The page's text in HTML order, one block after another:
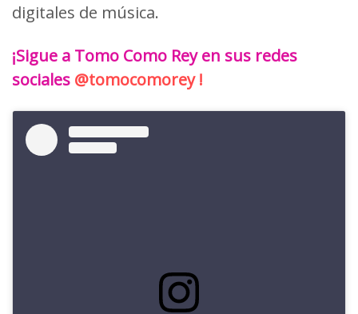
digitales de música.
¡Sigue a Tomo Como Rey en sus redes
sociales @tomocomorey !